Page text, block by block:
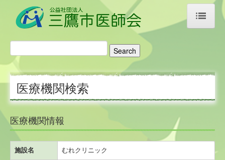
ホーム
医師会のご案内
ご挨拶・あゆみ
アクセス
医療機関検索
医療機関情報
施設名 むれクリニック